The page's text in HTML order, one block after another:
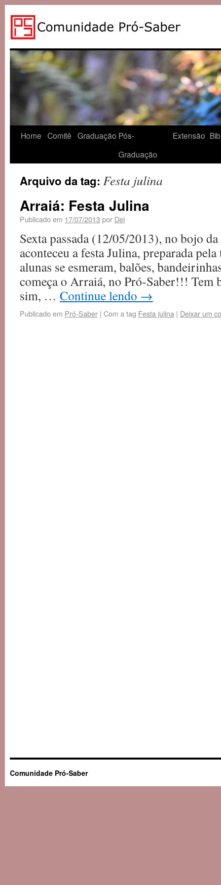
Home Comitê Graduação Pós-
Graduação
Extensão
Arquivo da tag: Festa julina
Arraiá: Festa Julina
Publicado em 17/07/2013 por Del
Sexta passada (12/05/2013), no bojo
aconteceu a festa Julina, preparada
alunas se esmeram, balões,
começa o Arraiá, no Pró-Saber!!! Tem
sim, … Continue lendo →
Publicado em Pró-Saber | Com a tag Festa julina | Deixar um
Comunidade Pró-Saber